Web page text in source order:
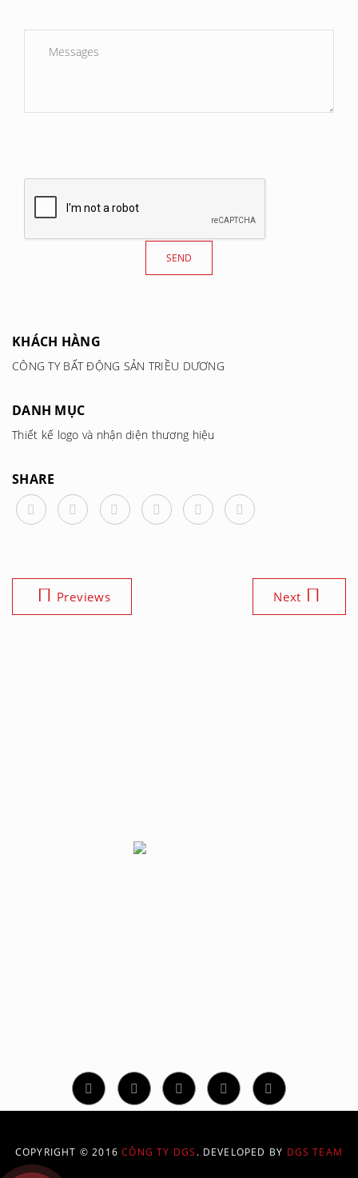
KHÁCH HÀNG
CÔNG TY BẤT ĐỘNG SẢN TRIỀU DƯƠNG
DANH MỤC
Thiết kế logo và nhận diện thương hiệu
SHARE
Previews Next
COPYRIGHT © 2016CÔNG TY DGS . DEVELOPED BY DGS TEAM